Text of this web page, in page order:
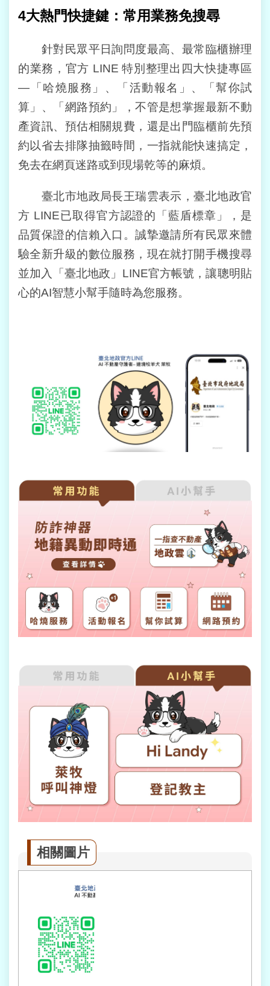
資
專
區
聯
我
們
4大熱門快捷鍵：常用業務免搜尋
針對民眾平日詢問度最高、最常臨櫃辦理
的業務，官方 LINE 特別整理出四大快捷專區
—「哈燒服務」、「活動報名」、「幫你試
算」、「網路預約」，不管是想掌握最新不動
產資訊、預估相關規費，還是出門臨櫃前先預
約以省去排隊抽籤時間，一指就能快速搞定，
免去在網頁迷路或到現場乾等的麻煩。
臺北市地政局長王瑞雲表示，臺北地政官
方 LINE已取得官方認證的「藍盾標章」，是
品質保證的信賴入口。誠摯邀請所有民眾來體
驗全新升級的數位服務，現在就打開手機搜尋
並加入「臺北地政」LINE官方帳號，讓聰明貼
心的AI智慧小幫手隨時為您服務。
相關圖片